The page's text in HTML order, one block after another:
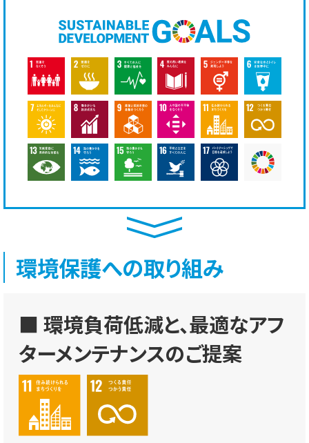
環境保護への取り組み
■ 環境負荷低減と、最適なアフ
ターメンテナンスのご提案